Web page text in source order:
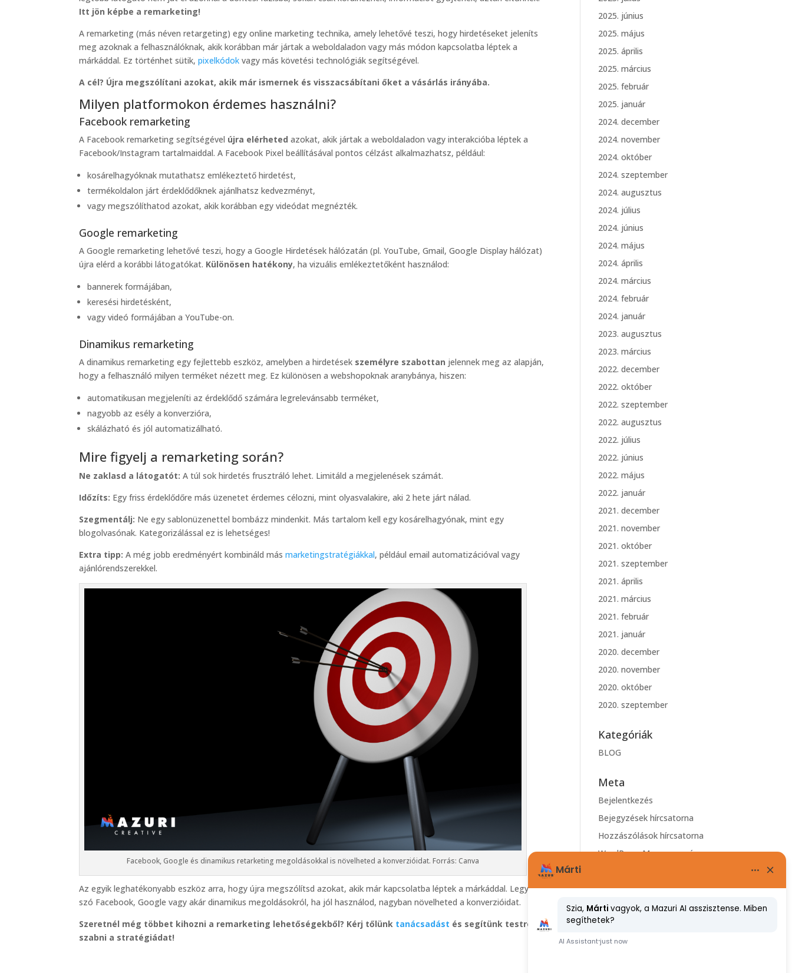
Itt jön képbe a remarketing!
A remarketing (más néven retargeting) egy online marketing technika, amely lehetővé teszi, hogy hirdetéseket jeleníts
meg azoknak a felhasználóknak, akik korábban már jártak a weboldaladon vagy más módon kapcsolatba léptek a
márkáddal. Ez történhet sütik,pixelkódok vagy más követési technológiák segítségével.
A cél? Újra megszólítani azokat, akik már ismernek és visszacsábítani őket a vásárlás irányába.
Milyen platformokon érdemes használni?
Facebook remarketing
A Facebook remarketing segítségével újra elérheted azokat, akik jártak a weboldaladon vagy interakcióba léptek a
Facebook/Instagram tartalmaiddal. A Facebook Pixel beállításával pontos célzást alkalmazhatsz, például:
kosárelhagyóknak mutathatsz emlékeztető hirdetést,
termékoldalon járt érdeklődőknek ajánlhatsz kedvezményt,
vagy megszólíthatod azokat, akik korábban egy videódat megnézték.
Google remarketing
A Google remarketing lehetővé teszi, hogy a Google Hirdetések hálózatán (pl. YouTube, Gmail, Google Display hálózat)
újra elérd a korábbi látogatókat. Különösen hatékony, ha vizuális emlékeztetőként használod:
bannerek formájában,
keresési hirdetésként,
vagy videó formájában a YouTube-on.
Dinamikus remarketing
A dinamikus remarketing egy fejlettebb eszköz, amelyben a hirdetések személyre szabottan jelennek meg az alapján,
hogy a felhasználó milyen terméket nézett meg. Ez különösen a webshopoknak aranybánya, hiszen:
automatikusan megjeleníti az érdeklődő számára legrelevánsabb terméket,
nagyobb az esély a konverzióra,
skálázható és jól automatizálható.
Mire figyelj a remarketing során?
Ne zaklasd a látogatót:A túl sok hirdetés frusztráló lehet. Limitáld a megjelenések számát.
Időzíts: Egy friss érdeklődőre más üzenetet érdemes célozni, mint olyasvalakire, aki 2 hete járt nálad.
Szegmentálj: Ne egy sablonüzenettel bombázz mindenkit. Más tartalom kell egy kosárelhagyónak, mint egy
blogolvasónak. Kategorizálással ez is lehetséges!
Extra tipp: A még jobb eredményért kombináld másmarketingstratégiákkal, például email automatizációval vagy
ajánlórendszerekkel.
Facebook, Google és dinamikus retarketing megoldásokkal is növelheted a konverzióidat. Forrás: Canva
Az egyik leghatékonyabb eszköz arra, hogy újra megszólítsd azokat, akik már kapcsolatba léptek a márkáddal. Legyen
szó Facebook, Google vagy akár dinamikus megoldásokról, ha jól használod, nagyban növelheted a konverzióidat.
Szeretnél még többet kihozni a remarketing lehetőségekből? Kérj tőlünk tanácsadást és segítünk testre
szabni a stratégiádat!
2025. június
2025. május
2025. április
2025. március
2025. február
2025. január
2024. december
2024. november
2024. október
2024. szeptember
2024. augusztus
2024. július
2024. június
2024. május
2024. április
2024. március
2024. február
2024. január
2023. augusztus
2023. március
2022. december
2022. október
2022. szeptember
2022. augusztus
2022. július
2022. június
2022. május
2022. január
2021. december
2021. november
2021. október
2021. szeptember
2021. április
2021. március
2021. február
2021. január
2020. december
2020. november
2020. október
2020. szeptember
Kategóriák
BLOG
Meta
Bejelentkezés
Bejegyzések hírcsatorna
Hozzászólások hírcsatorna
WordPress Magyarország